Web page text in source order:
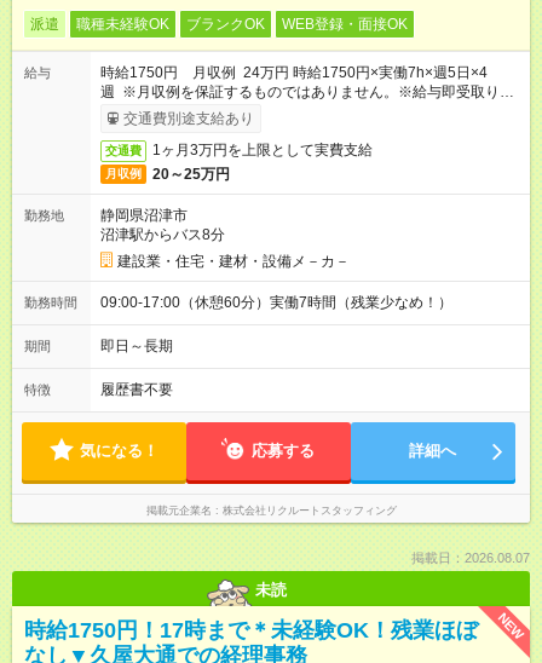
派遣 職種未経験OK ブランクOK WEB登録・面接OK
給与
時給1750円 月収例 24万円 時給1750円×実働7h×週5日×4
週 ※月収例を保証するものではありません。※給与即受取りサ
ービス利用可（利用条件有）
交通費別途支給あり
交通費 1ヶ月3万円を上限として実費支給
月収例 20～25万円
勤務地
静岡県沼津市
沼津駅からバス8分
建設業・住宅・建材・設備メ－カ－
勤務時間 09:00-17:00（休憩60分）実働7時間（残業少なめ！）
期間 即日～長期
特徴 履歴書不要
気になる！ 応募する 詳細へ
掲載元企業名 株式会社リクルートスタッフィング
掲載日：2026.08.07
未読
NEW
時給1750円！17時まで＊未経験OK！残業ほぼ
なし▼久屋大通での経理事務